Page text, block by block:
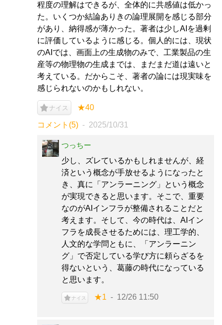
程度の理解はできるが、全体的に共感値は低かっ
た。いくつか結論ありきの論理展開を感じる部分
があり、納得感が薄かった。著者は少しAIを過剰
に評価しているように感じる。個人的には、現状
のAIでは、画面上の生成物のみで、工業製品の生
産等の物理物の生成までは、まだまだ道は遠いと
考えている。だからこそ、著者の論には現実味を
感じられないのかもしれない。
ナイス ★40
コメント(5) 2025/10/31
つっちー
少し、ズレているかもしれませんが、経
済という概念が手放せるようになったと
き、真に「アンラーニング」という概念
が実現できると思います。そこで、重要
なのがAIインフラが整備されることだと
考えます。そして、今の時代は、AIイン
フラを成長させるためには、理工学的、
人文的な学問ともに、「アンラーニン
グ」で否定している学び方に頼らざるを
得ないという、葛藤の時代になっている
と思います。
ナイス ★1 12/26 11:50